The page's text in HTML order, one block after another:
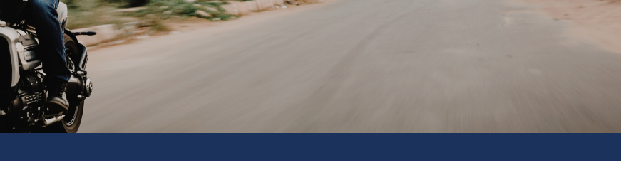
전국화물운송
오토바이퀵사업부
전국당일연계배송
화물운송 이용약관